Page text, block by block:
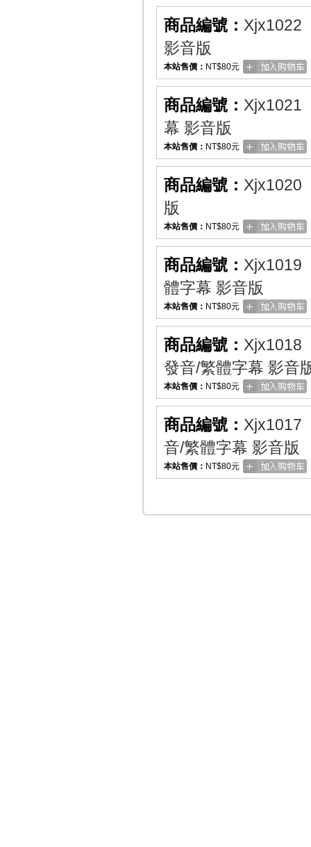
商品編號： Xjx1022
影音版
本站售價： NT$80元
商品編號： Xjx1021
幕 影音版
本站售價： NT$80元
商品編號： Xjx1020
版
本站售價： NT$80元
商品編號： Xjx1019
體字幕 影音版
本站售價： NT$80元
商品編號： Xjx1018
發音/繁體字幕 影音
本站售價： NT$80元
商品編號： Xjx1017
音/繁體字幕 影音版
本站售價： NT$80元